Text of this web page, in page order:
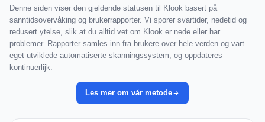
Denne siden viser den gjeldende statusen til Klook basert på
sanntidsovervåking og brukerrapporter. Vi sporer svartider, nedetid og
redusert ytelse, slik at du alltid vet om Klook er nede eller har
problemer. Rapporter samles inn fra brukere over hele verden og vårt
eget utviklede automatiserte skanningssystem, og oppdateres
kontinuerlijk.
Les mer om vår metode